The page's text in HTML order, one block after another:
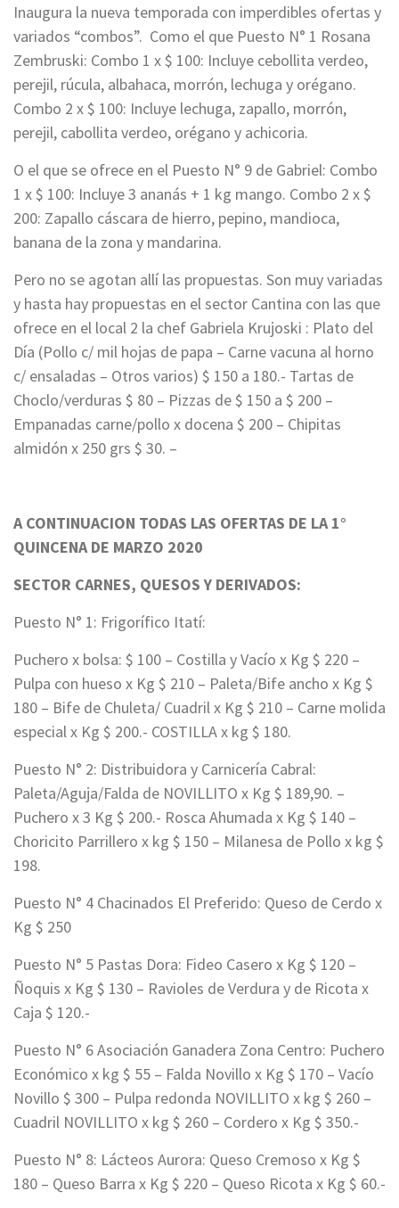
Inaugura la nueva temporada con imperdibles ofertas y
variados “combos”. Como el que Puesto N° 1 Rosana
Zembruski: Combo 1 x $ 100: Incluye cebollita verdeo,
perejil, rúcula, albahaca, morrón, lechuga y orégano.
Combo 2 x $ 100: Incluye lechuga, zapallo, morrón,
perejil, cabollita verdeo, orégano y achicoria.
O el que se ofrece en el Puesto N° 9 de Gabriel: Combo
1 x $ 100: Incluye 3 ananás + 1 kg mango. Combo 2 x $
200: Zapallo cáscara de hierro, pepino, mandioca,
banana de la zona y mandarina.
Pero no se agotan allí las propuestas. Son muy variadas
y hasta hay propuestas en el sector Cantina con las que
ofrece en el local 2 la chef Gabriela Krujoski : Plato del
Día (Pollo c/ mil hojas de papa – Carne vacuna al horno
c/ ensaladas – Otros varios) $ 150 a 180.- Tartas de
Choclo/verduras $ 80 – Pizzas de $ 150 a $ 200 –
Empanadas carne/pollo x docena $ 200 – Chipitas
almidón x 250 grs $ 30. –
A CONTINUACION TODAS LAS OFERTAS DE LA 1°
QUINCENA DE MARZO 2020
SECTOR CARNES, QUESOS Y DERIVADOS:
Puesto N° 1: Frigorífico Itatí:
Puchero x bolsa: $ 100 – Costilla y Vacío x Kg $ 220 –
Pulpa con hueso x Kg $ 210 – Paleta/Bife ancho x Kg $
180 – Bife de Chuleta/ Cuadril x Kg $ 210 – Carne molida
especial x Kg $ 200.- COSTILLA x kg $ 180.
Puesto N° 2: Distribuidora y Carnicería Cabral:
Paleta/Aguja/Falda de NOVILLITO x Kg $ 189,90. –
Puchero x 3 Kg $ 200.- Rosca Ahumada x Kg $ 140 –
Choricito Parrillero x kg $ 150 – Milanesa de Pollo x kg $
198.
Puesto N° 4 Chacinados El Preferido: Queso de Cerdo x
Kg $ 250
Puesto N° 5 Pastas Dora: Fideo Casero x Kg $ 120 –
Ñoquis x Kg $ 130 – Ravioles de Verdura y de Ricota x
Caja $ 120.-
Puesto N° 6 Asociación Ganadera Zona Centro: Puchero
Económico x kg $ 55 – Falda Novillo x Kg $ 170 – Vacío
Novillo $ 300 – Pulpa redonda NOVILLITO x kg $ 260 –
Cuadril NOVILLITO x kg $ 260 – Cordero x Kg $ 350.-
Puesto N° 8: Lácteos Aurora: Queso Cremoso x Kg $
180 – Queso Barra x Kg $ 220 – Queso Ricota x Kg $ 60.-